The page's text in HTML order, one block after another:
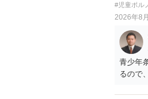
#児童ポル
2026年8
青少年
るので